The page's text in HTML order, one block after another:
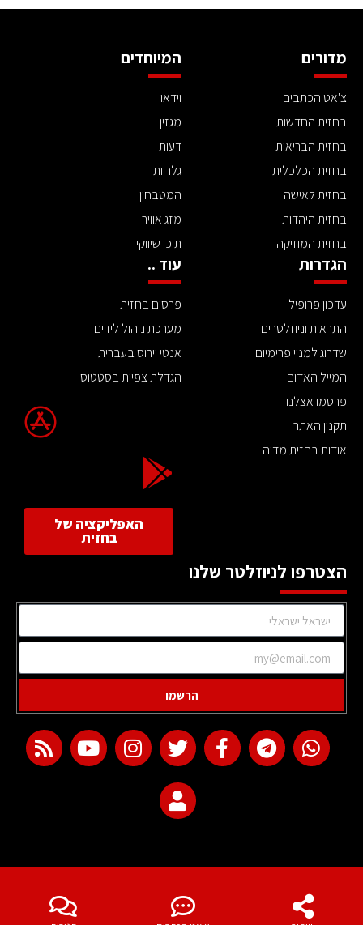
מדורים
צ'אט הכתבים
בחזית החדשות
בחזית הבריאות
בחזית הכלכלית
בחזית לאישה
בחזית היהדות
בחזית המוזיקה
המיוחדים
וידאו
מגזין
דעות
גלריות
המטבחון
מזג אוויר
תוכן שיווקי
הגדרות
עדכון פרופיל
התראות וניוזלטרים
שדרוג למנוי פרימיום
המייל האדום
פרסמו אצלנו
תקנון האתר
אודות בחזית מדיה
עוד ..
פרסום בחזית
מערכת ניהול לידים
אנטי וירוס בעברית
הגדלת צפיות בסטטוס
האפליקציה של
בחזית
הצטרפו לניוזלטר שלנו
הרשמו
web development